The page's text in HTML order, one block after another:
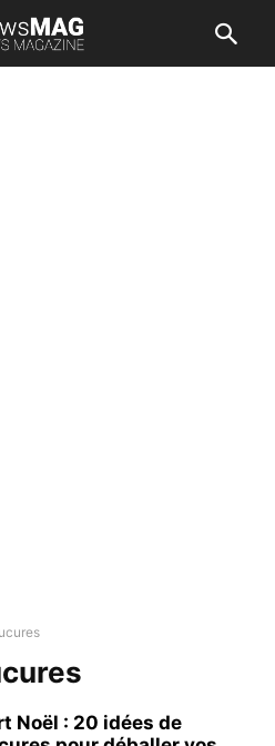
Noël : 20 idées de